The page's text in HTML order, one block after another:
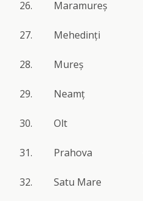
26. Maramureș
27. Mehedinți
28. Mureș
29. Neamț
30. Olt
31. Prahova
32. Satu Mare